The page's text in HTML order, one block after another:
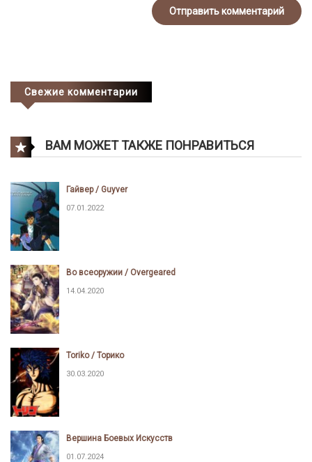
Свежие комментарии
ВАМ МОЖЕТ ТАКЖЕ ПОНРАВИТЬСЯ
Гайвер / Guyver
07.01.2022
Во всеоружии / Overgeared
14.04.2020
Toriko / Торико
30.03.2020
Вершина Боевых Искусств
01.07.2024